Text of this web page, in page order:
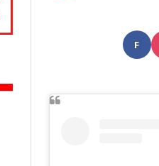
F